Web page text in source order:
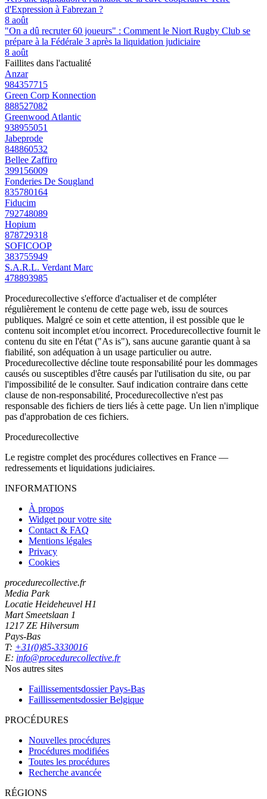
d'Expression à Fabrezan ?
8 août
"On a dû recruter 60 joueurs" : Comment le Niort Rugby Club se
prépare à la Fédérale 3 après la liquidation judiciaire
8 août
Faillites dans l'actualité
Anzar
984357715
Green Corp Konnection
888527082
Greenwood Atlantic
938955051
Jabeprode
848860532
Bellee Zaffiro
399156009
Fonderies De Sougland
835780164
Fiducim
792748089
Hopium
878729318
SOFICOOP
383755949
S.A.R.L. Verdant Marc
478893985
Procedurecollective s'efforce d'actualiser et de compléter
régulièrement le contenu de cette page web, issu de sources
publiques. Malgré ce soin et cette attention, il est possible que le
contenu soit incomplet et/ou incorrect. Procedurecollective fournit le
contenu du site en l'état ("As is"), sans aucune garantie quant à sa
fiabilité, son adéquation à un usage particulier ou autre.
Procedurecollective décline toute responsabilité pour les dommages
causés ou susceptibles d'être causés par l'utilisation du site, ou par
l'impossibilité de le consulter. Sauf indication contraire dans cette
clause de non-responsabilité, Procedurecollective n'est pas
responsable des fichiers de tiers liés à cette page. Un lien n'implique
pas d'approbation de ces fichiers.
Procedurecollective
Le registre complet des procédures collectives en France —
redressements et liquidations judiciaires.
INFORMATIONS
À propos
Widget pour votre site
Contact & FAQ
Mentions légales
Privacy
Cookies
procedurecollective.fr
Media Park
Locatie Heideheuvel H1
Mart Smeetslaan 1
1217 ZE Hilversum
Pays-Bas
T: +31(0)85-3330016
E: info@procedurecollective.fr
Nos autres sites
Faillissementsdossier Pays-Bas
Faillissementsdossier Belgique
PROCÉDURES
Nouvelles procédures
Procédures modifiées
Toutes les procédures
Recherche avancée
RÉGIONS